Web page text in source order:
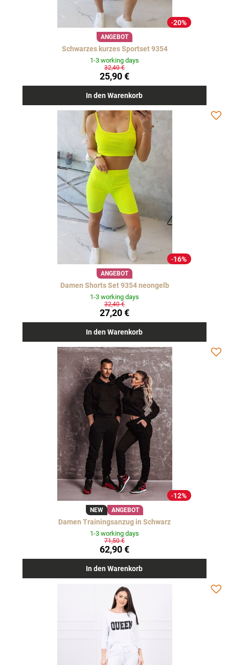
20%
ANGEBOT
Schwarzes kurzes Sportset 9354
1-3 working days
25,90 €
32,40 €
In den Warenkorb
16%
ANGEBOT
Damen Shorts Set 9354 neongelb
1-3 working days
27,20 €
32,40 €
In den Warenkorb
12%
NEW ANGEBOT
Damen Trainingsanzug in Schwarz
1-3 working days
62,90 €
71,50 €
In den Warenkorb